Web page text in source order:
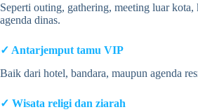
Seperti outing, gathering, meeting luar kota,
agenda dinas.
✓ Antarjemput tamu VIP
Baik dari hotel, bandara, maupun agenda
✓ Wisata religi dan ziarah